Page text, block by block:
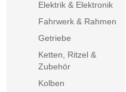
Elektrik & Elektronik
Fahrwerk & Rahmen
Getriebe
Ketten, Ritzel &
Zubehör
Kolben